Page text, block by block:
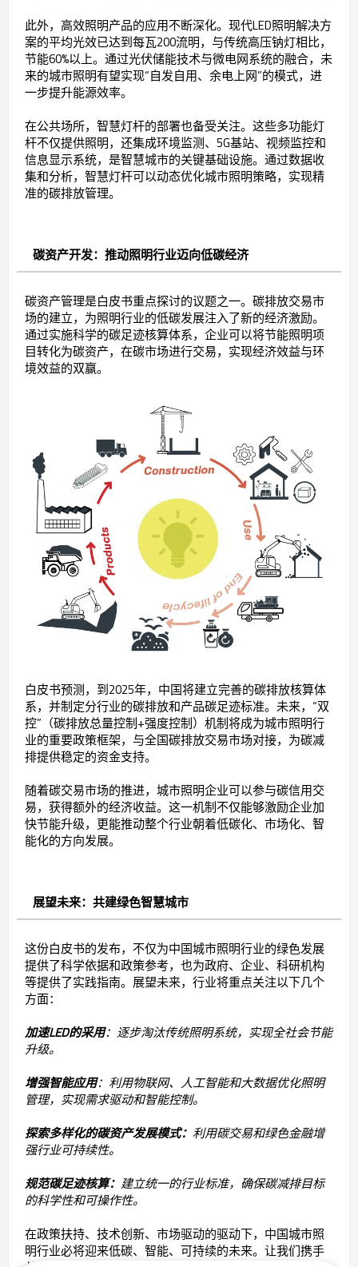
此外，高效照明产品的应用不断深化。现代LED照明解决方
案的平均光效已达到每瓦200流明，与传统高压钠灯相比，
节能60%以上。通过光伏储能技术与微电网系统的融合，未
来的城市照明有望实现“自发自用、余电上网”的模式，进
一步提升能源效率。
在公共场所，智慧灯杆的部署也备受关注。这些多功能灯
杆不仅提供照明，还集成环境监测、5G基站、视频监控和
信息显示系统，是智慧城市的关键基础设施。通过数据收
集和分析，智慧灯杆可以动态优化城市照明策略，实现精
准的碳排放管理。
碳资产开发：推动照明行业迈向低碳经济
碳资产管理是白皮书重点探讨的议题之一。碳排放交易市
场的建立，为照明行业的低碳发展注入了新的经济激励。
通过实施科学的碳足迹核算体系，企业可以将节能照明项
目转化为碳资产，在碳市场进行交易，实现经济效益与环
境效益的双赢。
白皮书预测，到2025年，中国将建立完善的碳排放核算体
系，并制定分行业的碳排放和产品碳足迹标准。未来，“双
控”（碳排放总量控制+强度控制）机制将成为城市照明行
业的重要政策框架，与全国碳排放交易市场对接，为碳减
排提供稳定的资金支持。
随着碳交易市场的推进，城市照明企业可以参与碳信用交
易，获得额外的经济收益。这一机制不仅能够激励企业加
快节能升级，更能推动整个行业朝着低碳化、市场化、智
能化的方向发展。
展望未来：共建绿色智慧城市
这份白皮书的发布，不仅为中国城市照明行业的绿色发展
提供了科学依据和政策参考，也为政府、企业、科研机构
等提供了实践指南。展望未来，行业将重点关注以下几个
方面：
加速LED的采用：逐步淘汰传统照明系统，实现全社会节能
升级。
增强智能应用：利用物联网、人工智能和大数据优化照明
管理，实现需求驱动和智能控制。
探索多样化的碳资产发展模式： 利用碳交易和绿色金融增
强行业可持续性。
规范碳足迹核算： 建立统一的行业标准，确保碳减排目标
的科学性和可操作性。
在政策扶持、技术创新、市场驱动的驱动下，中国城市照
明行业必将迎来低碳、智能、可持续的未来。让我们携手